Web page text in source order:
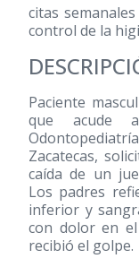
citas
control de la
Paciente
que acude
Zacatecas,
caída de un
Los padres
inferior y
con dolor en
recibió el golpe.